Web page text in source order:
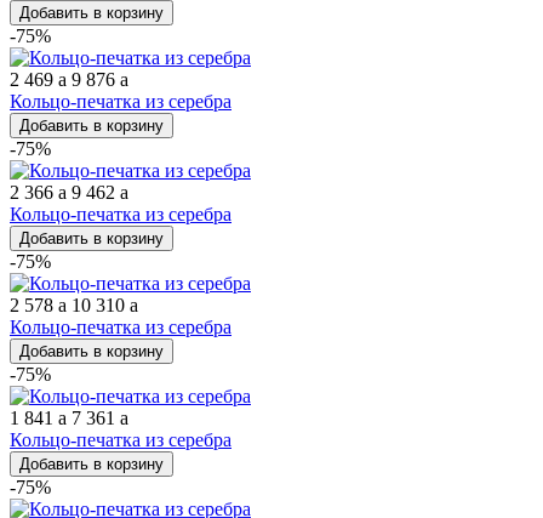
Добавить в корзину
-75%
2 469 a 9 876 a
Кольцо-печатка из серебра
Добавить в корзину
-75%
2 366 a 9 462 a
Кольцо-печатка из серебра
Добавить в корзину
-75%
2 578 a 10 310 a
Кольцо-печатка из серебра
Добавить в корзину
-75%
1 841 a 7 361 a
Кольцо-печатка из серебра
Добавить в корзину
-75%